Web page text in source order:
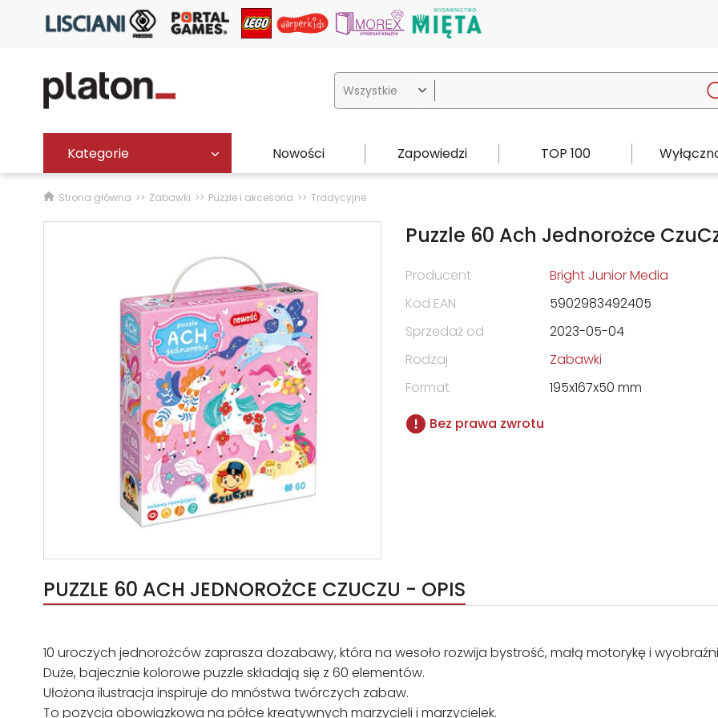

Kategorie Nowości Zapowiedzi TOP 100
Strona główna Zabawki Puzzle i akcesoria Tradycyjne
Puzzle 60 Ach Jednorożce
Producent
Bright Junior Media
Kod EAN
5902983492405
Sprzedaż od
2023-05-04
Rodzaj
Zabawki
Format
195x167x50 mm
Bez prawa zwrotu
PUZZLE 60 ACH JEDNOROŻCE CZUCZU - OPIS
10 uroczych jednorożców zaprasza dozabawy, która na wesoło rozwija bystrość, małą motorykę i
Duże, bajecznie kolorowe puzzle składają się z 60 elementów.
Ułożona ilustracja inspiruje do mnóstwa twórczych zabaw.
To pozycja obowiązkowa na półce kreatywnych marzycieli i marzycielek.